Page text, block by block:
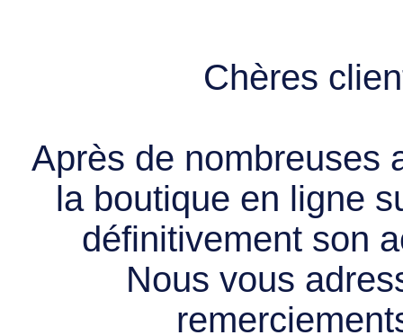
Chères
Après de nombreuses
la boutique en ligne
définitivement son
Nous vous